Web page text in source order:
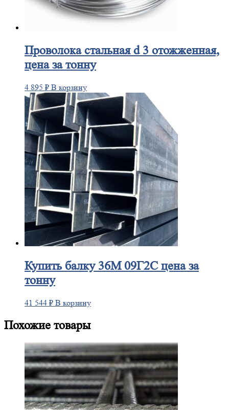
Проволокастальная d 3 отожженная,
цена за тонну
4 895 ₽ В корзину
Купитьбалку 36М 09Г2С цена за
тонну
41 544 ₽ В корзину
Похожие товары